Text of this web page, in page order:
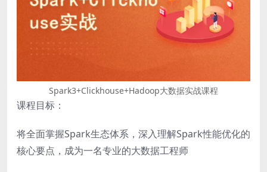
Spark3+Clickhouse+Hadoop大数据实战课程
课程目标：
将全面掌握Spark生态体系，深入理解Spark性能优化的
核心要点，成为一名专业的大数据工程师